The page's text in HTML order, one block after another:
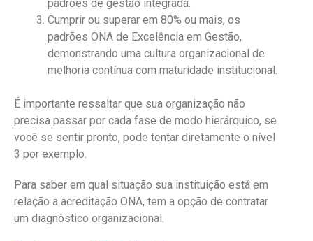
padrões de gestão integrada.
Cumprir ou superar em 80% ou mais, os
padrões ONA de Excelência em Gestão,
demonstrando uma cultura organizacional de
melhoria contínua com maturidade institucional.
É importante ressaltar que sua organização não
precisa passar por cada fase de modo hierárquico, se
você se sentir pronto, pode tentar diretamente o nível
3 por exemplo.
Para saber em qual situação sua instituição está em
relação a acreditação ONA, tem a opção de contratar
um diagnóstico organizacional.